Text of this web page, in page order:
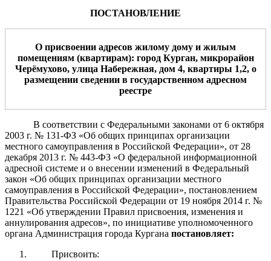
ПОСТАНОВЛЕНИЕ
О присвоении адресов жилому дому и жилым
помещениям (квартирам): город Курган, микрорайон
Черёмухово, улица Набережная, дом 4, квартиры 1,2, о
размещении сведении в государственном адресном
реестре
В соответствии с Федеральными законами от 6 октября
2003 г. № 131-ФЗ «Об общих принципах организации
местного самоуправления в Российской Федерации», от 28
декабря 2013 г. № 443-ФЗ «О федеральной информационной
адресной системе и о внесении изменений в Федеральный
закон «Об общих принципах организации местного
самоуправления в Российской Федерации», постановлением
Правительства Российской Федерации от 19 ноября 2014 г. №
1221 «Об утверждении Правил присвоения, изменения и
аннулирования адресов», по инициативе уполномоченного
органа Администрация города Кургана постановляет:
Присвоить: